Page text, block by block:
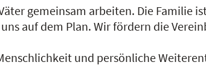
gemeinsam arbeiten. Die Familie
auf dem Plan. Wir fördern die
und persönliche